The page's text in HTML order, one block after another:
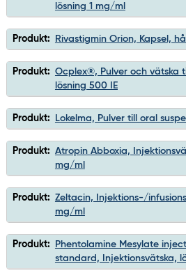
lösning 1 mg/ml
Produkt: Rivastigmin Orion, Kapsel,
Produkt: Ocplex®, Pulver och vätska
lösning 500 IE
Produkt: Lokelma, Pulver till oral
Produkt: Atropin Abboxia,
mg/ml
Produkt: Zeltacin, Injektions-/
mg/ml
Produkt:
Phentolamine Mesylate
standard, Injektionsvätska,